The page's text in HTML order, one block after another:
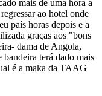
mais de uma hora a
ao hotel onde
país horas depois e a
graças aos "bons
dama de Angola,
terá dado mais
é a maka da TAAG